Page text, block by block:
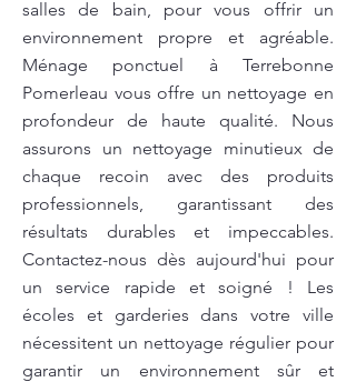
salles de bain, pour vous offrir un
environnement propre et agréable.
Ménage ponctuel à Terrebonne
Pomerleau vous offre un nettoyage en
profondeur de haute qualité. Nous
assurons un nettoyage minutieux de
chaque recoin avec des produits
professionnels, garantissant des
résultats durables et impeccables.
Contactez-nous dès aujourd'hui pour
un service rapide et soigné ! Les
écoles et garderies dans votre ville
nécessitent un nettoyage régulier pour
garantir un environnement sûr et